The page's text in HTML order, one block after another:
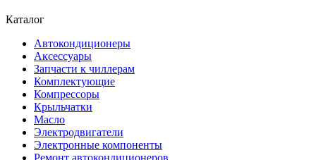
Каталог
Автокондиционеры
Аксессуары
Запчасти к чиллерам
Комплектующие
Компрессоры
Крыльчатки
Масло
Электродвигатели
Электронные компоненты
Ремонт автокондиционеров